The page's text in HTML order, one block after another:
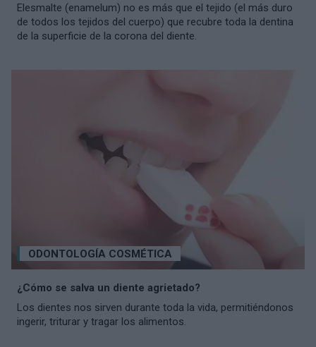
Elesmalte (enamelum) no es más que el tejido (el más duro
de todos los tejidos del cuerpo) que recubre toda la dentina
de la superficie de la corona del diente.
ODONTOLOGÍA COSMÉTICA
¿Cómo se salva un diente agrietado?
Los dientes nos sirven durante toda la vida, permitiéndonos
ingerir, triturar y tragar los alimentos.